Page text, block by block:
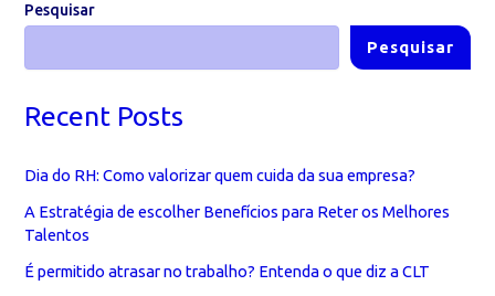
Pesquisar
Pesquisar
Recent Posts
Dia do RH: Como valorizar quem cuida da sua empresa?
A Estratégia de escolher Benefícios para Reter os Melhores
Talentos
É permitido atrasar no trabalho? Entenda o que diz a CLT